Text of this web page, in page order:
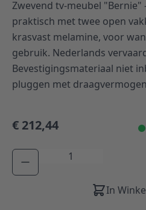
Zwevend tv-meubel
praktisch met twee open
krasvast melamine, voor
gebruik. Nederlands
Bevestigingsmateriaal niet
pluggen met
€ 212,44
Aantal
In